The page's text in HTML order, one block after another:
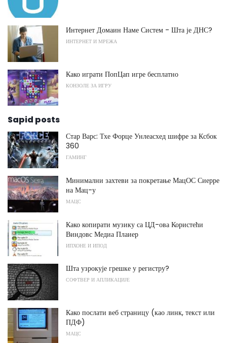
Интернет Домаин Наме Систем - Шта је ДНС?
ИНТЕРНЕТ И МРЕЖА
Како играти ПопЦап игре бесплатно
КОНЗОЛЕ ЗА ИГРУ
Sapid posts
Стар Варс: Тхе Форце Унлеасхед шифре за Ксбок
360
ГАМИНГ
Минимални захтеви за покретање МацОС Сиерре
на Мац-у
МАЦС
Како копирати музику са ЦД-ова Користећи
Виндовс Медиа Плаиер
ИПХОНЕ И ИПОД
Шта узрокује грешке у регистру?
СОФТВЕР И АПЛИКАЦИЈЕ
Како послати веб страницу (као линк, текст или
ПДФ)
МАЦС